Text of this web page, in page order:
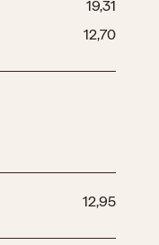
19,31
12,70
12,95